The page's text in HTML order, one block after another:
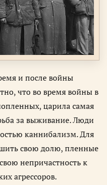
и после войны
что во время войны в
царила самая
за выживание. Люди
каннибализм. Для
свою долю, пленные
непричастность к
агрессоров.